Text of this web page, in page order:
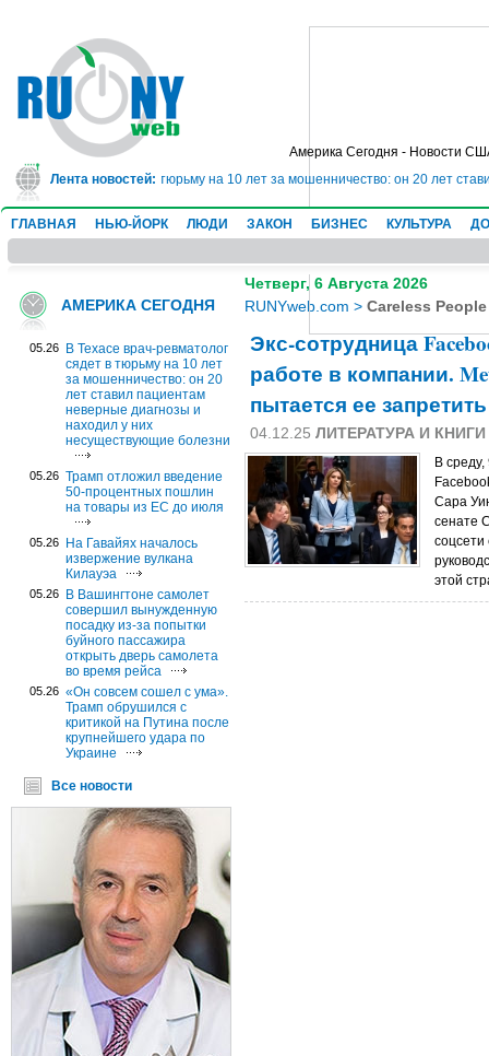
Америка Сегодня - Новости
Лента новостей:
ревматолог сядет в тюрьму на 10 лет за мошенничество: он 20 лет
ГЛАВНАЯ НЬЮ-ЙОРК ЛЮДИ ЗАКОН БИЗНЕС КУЛЬТУРА
АМЕРИКА СЕГОДНЯ
05.26
В Техасе врач-ревматолог
сядет в тюрьму на 10 лет
за мошенничество: он 20
лет ставил пациентам
неверные диагнозы и
находил у них
несуществующие болезни
05.26 Трамп отложил введение
50-процентных пошлин
на товары из ЕС до июля
05.26
На Гавайях началось
извержение вулкана
Килауэа
05.26
В Вашингтоне самолет
совершил вынужденную
посадку из-за попытки
буйного пассажира
открыть дверь самолета
во время рейса
05.26 «Он совсем сошел с ума».
Трамп обрушился с
критикой на Путина после
крупнейшего удара по
Украине
Все новости
Четверг, 6 Августа 2026
RUNYweb.com > Careless People
Экс-сотрудница
работе в компании.
пытается ее запретить
04.12.25 ЛИТЕРАТУРА И КНИГИ
В
Сара
сенате
соцсети
этой